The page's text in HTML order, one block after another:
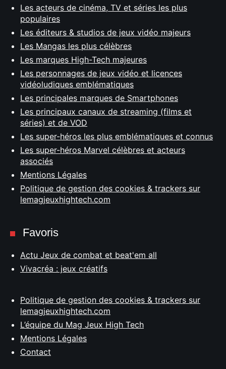
Les acteurs de cinéma, TV et séries les plus
populaires
Les éditeurs & studios de jeux vidéo majeurs
Les Mangas les plus célèbres
Les marques High-Tech majeures
Les personnages de jeux vidéo et licences
vidéoludiques emblématiques
Les principales marques de Smartphones
Les principaux canaux de streaming (films et
séries) et de VOD
Les super-héros les plus emblématiques et connus
Les super-héros Marvel célèbres et acteurs
associés
Mentions Légales
Politique de gestion des cookies & trackers sur
lemagjeuxhightech.com
Favoris
Actu Jeux de combat et beat'em all
Vivacréa : jeux créatifs
Politique de gestion des cookies & trackers sur
lemagjeuxhightech.com
L’équipe du Mag Jeux High Tech
Mentions Légales
Contact